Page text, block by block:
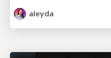
aleyda